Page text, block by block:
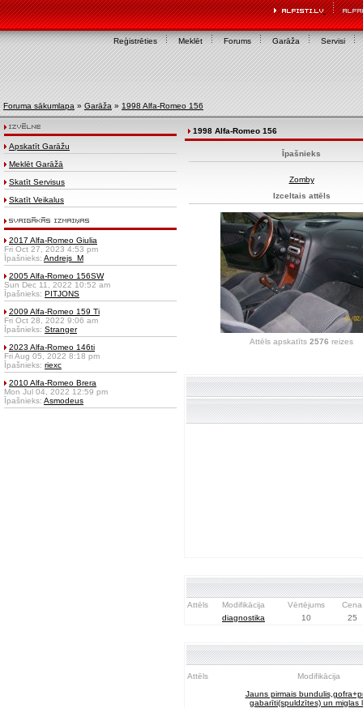
Reģistrēties Meklēt Forums Garāža Servisi
Foruma sākumlapa » Garāža » 1998 Alfa-Romeo 156
Apskatīt Garāžu
Meklēt Garāžā
Skatīt Servisus
Skatīt Veikalus
2017 Alfa-Romeo Giulia
Fri Oct 27, 2023 4:53 pm
Īpašnieks: Andrejs_M
2005 Alfa-Romeo 156SW
Sun Dec 11, 2022 10:52 am
Īpašnieks: PITJONS
2009 Alfa-Romeo 159 Ti
Fri Oct 28, 2022 9:06 am
Īpašnieks: Stranger
2023 Alfa-Romeo 146ti
Fri Aug 05, 2022 8:18 pm
Īpašnieks: riexc
2010 Alfa-Romeo Brera
Mon Jul 04, 2022 12:59 pm
Īpašnieks: Asmodeus
1998 Alfa-Romeo 156
Īpašnieks
Zomby
Izceltais attēls
Attēls apskatīts 2576 reizes
Attēls Modifikācija Vērtējums
Cena
diagnostika
10 25
Attēls
Modifikācija
Jauns pirmais
gabarīti(spuldzītes) un miglas